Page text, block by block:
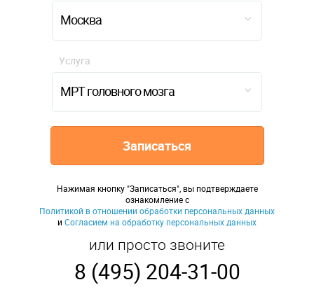
Москва
МРТ головного мозга
Услуга
Записаться
Нажимая кнопку "Записаться", вы подтверждаете
ознакомление с
Политикой в отношении обработки персональных данных
и Согласием на обработку персональных данных
или просто звоните
8 (495) 204-31-00